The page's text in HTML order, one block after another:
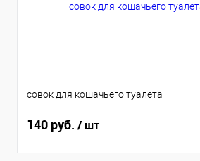
совок для кошачьего туалета
140 руб. / шт